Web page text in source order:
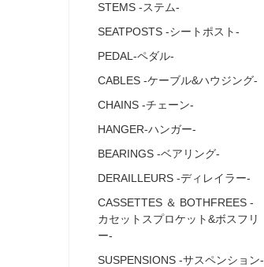
STEMS ‐ステム‐
SEATPOSTS ‐シートポスト‐
PEDAL-ペダル-
CABLES ‐ケーブル&ハウジング‐
CHAINS -チェーン‐
HANGER-ハンガー-
BEARINGS ‐ベアリング‐
DERAILLEURS ‐ディレイラー‐
CASSETTES ＆ BOTHFREES ‐
カセットスプロケット&ボスフリ
ー‐
SUSPENSIONS ‐サスペンション‐